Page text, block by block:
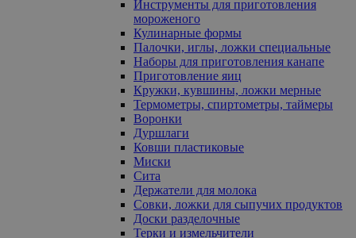
Инструменты для приготовления
мороженого
Кулинарные формы
Палочки, иглы, ложки специальные
Наборы для приготовления канапе
Приготовление яиц
Кружки, кувшины, ложки мерные
Термометры, спиртометры, таймеры
Воронки
Дуршлаги
Ковши пластиковые
Миски
Сита
Держатели для молока
Совки, ложки для сыпучих продуктов
Доски разделочные
Терки и измельчители